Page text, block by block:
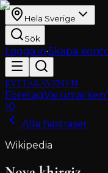
Hela Sverige
Sök
Logga in·Skapa
RYTTARAVENYN
FöretagVarumärken
10
Alla hästraser
Wikipedia